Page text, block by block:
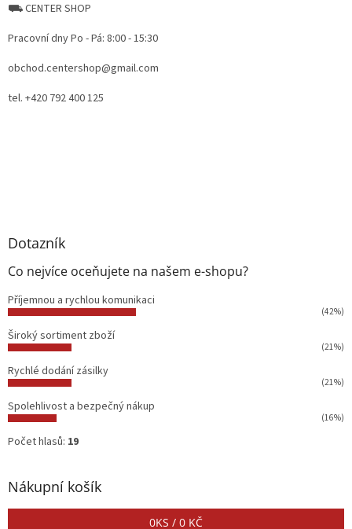
⛟ CENTER SHOP
Pracovní dny Po - Pá: 8:00 - 15:30
obchod.centershop@gmail.com
tel. +420 792 400 125
Dotazník
Co nejvíce oceňujete na našem e-shopu?
Příjemnou a rychlou komunikaci
(42%)
Široký sortiment zboží
(21%)
Rychlé dodání zásilky
(21%)
Spolehlivost a bezpečný nákup
(16%)
Počet hlasů: 19
Nákupní košík
0KS / 0 KČ